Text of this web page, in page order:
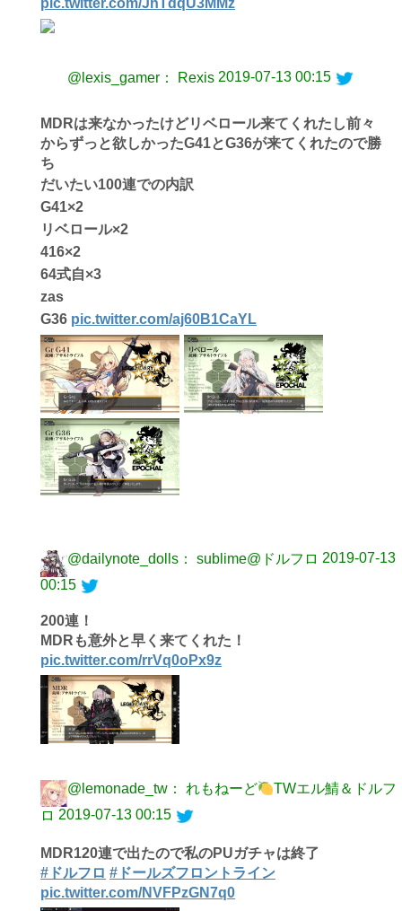
pic.twitter.com/JnTdqU3MMz
@lexis_gamer： Rexis 2019-07-13 00:15
MDRは来なかったけどリベロール来てくれたし前々
からずっと欲しかったG41とG36が来てくれたので勝
ち
だいたい100連での内訳
G41×2
リベロール×2
416×2
64式自×3
zas
G36 pic.twitter.com/aj60B1CaYL
@dailynote_dolls： sublime@ドルフロ 2019-07-13
00:15
200連！
MDRも意外と早く来てくれた！
pic.twitter.com/rrVq0oPx9z
@lemonade_tw： れもねーど
TWエル鯖＆ドルフ
ロ 2019-07-13 00:15
MDR120連で出たので私のPUガチャは終了
#ドルフロ #ドールズフロントライン
pic.twitter.com/NVFPzGN7q0